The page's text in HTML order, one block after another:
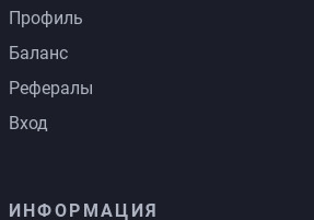
Профиль
Баланс
Рефералы
Вход
ИНФОРМАЦИЯ